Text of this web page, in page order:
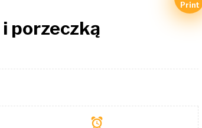
Print
porzeczką